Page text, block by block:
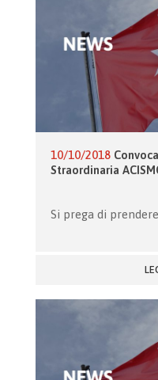
10/10/2018
Straordinaria
Si prega di